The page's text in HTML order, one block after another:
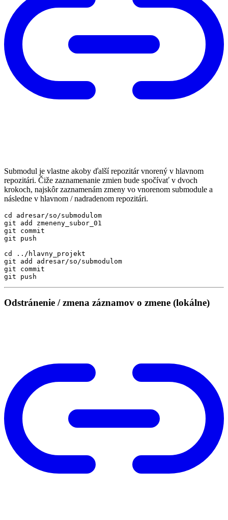
Submodul je vlastne akoby ďalší repozitár vnorený v hlavnom
repozitári. Čiže zaznamenanie zmien bude spočívať v dvoch
krokoch, najskôr zaznamenám zmeny vo vnorenom submodule a
následne v hlavnom / nadradenom repozitári.
cd
cd
Odstránenie / zmena záznamov o zmene (lokálne)